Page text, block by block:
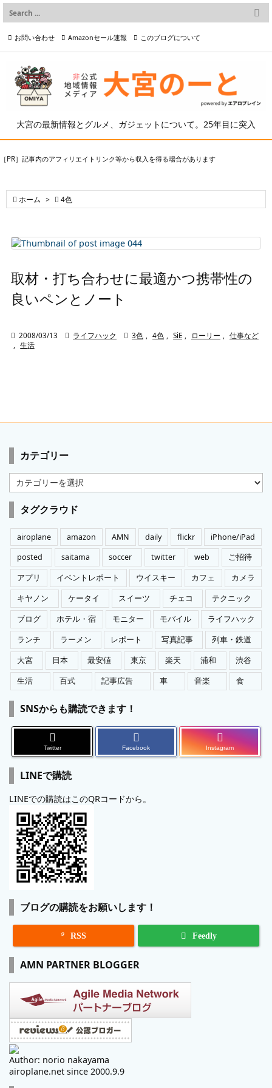
大宮の最新情報とグルメ、ガジェットについて。25年目に突入

メニュー

検索
お問い合わせ Amazonセール速報 このブログについて
プライバシーポリシー等
［PR］記事内のアフィリエイトリンク等から収入を得る場合があります
 ホーム >  4色
取材・打ち合わせに最適かつ携帯性の
良いペンとノート
 2008/03/13  ライフハック  3色 4色 SiE ローリー
仕事など
生活
カテゴリー
テ
ゴ
ー
タグクラウド
airoplane amazon AMN daily flickr
iPhone/iPad
posted
saitama soccer twitter web
ご招待
アプリ
イベントレポート ウイスキー カフェ
カメラ
キヤノン
ケータイ スイーツ チェコ
テクニック
ブログ
ホテル・宿 モニター モバイル
ライフハック
ランチ
ラーメン レポート 写真記事
列車・鉄道
大宮
日本 最安値 東京 楽天 浦和
渋谷
生活
百式 記事広告 車 音楽 食
SNSからも購読できます！
Twitter Facebook Instagram
LINEで購読
LINEでの購読はこのQRコードから。
ブログの購読をお願いします！
 RSS Feedly
AMN PARTNER BLOGGER
Author: norio nakayama
airoplane.net since 2000.9.9